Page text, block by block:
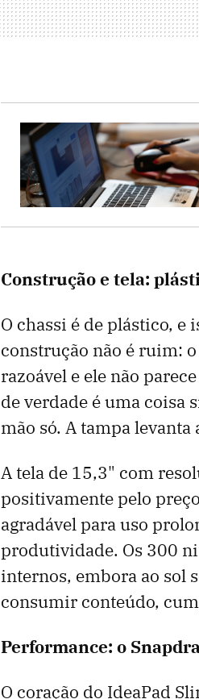
Construção e tela:
O chassi é de plástico, e
construção não é ruim:
razoável e ele não
de verdade é uma coisa
mão só. A tampa
A tela de 15,3" com
positivamente pelo
agradável para uso
produtividade. Os 300
internos, embora ao sol
consumir conteúdo,
Performance: o
O coração do IdeaPad